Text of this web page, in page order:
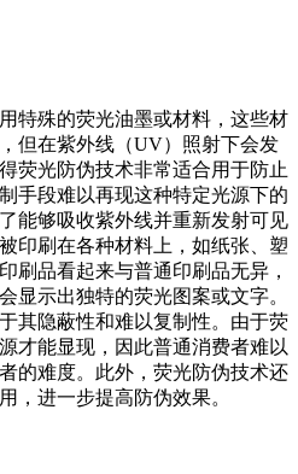
特殊的荧光油墨或材料，这些材
但在紫外线（UV）照射下会发
荧光防伪技术非常适合用于防止
手段难以再现这种特定光源下的
能够吸收紫外线并重新发射可见
印刷在各种材料上，如纸张、塑
刷品看起来与普通印刷品无异，
显示出独特的荧光图案或文字。
其隐蔽性和难以复制性。由于荧
才能显现，因此普通消费者难以
的难度。此外，荧光防伪技术还
，进一步提高防伪效果。